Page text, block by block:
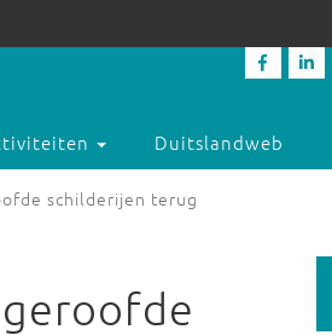
Duitslandweb
schilderijen terug